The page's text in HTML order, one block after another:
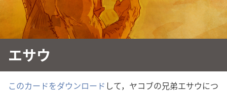
エサウ
このカードをダウンロード して，ヤコブの兄弟エサウにつ